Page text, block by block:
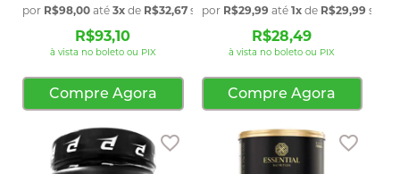
por R$98,00 até 3x de R$32,67 sem juros
R$93,10
à vista no boleto ou PIX
Compre Agora
por R$29,99 até 1xde R$29,99 sem
R$28,49
à vista no boleto ou PIX
Compre Agora
Adicionar aos favoritos